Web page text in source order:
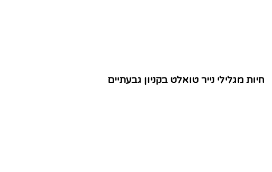
חיות מגלילי נייר טואלט בקניון גבעתיים